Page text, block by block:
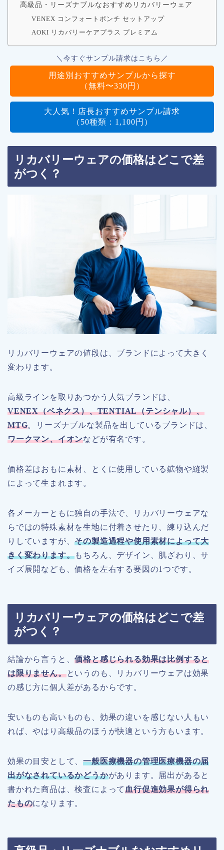
高級品・リーズナブルなおすすめリカバリーウェア
VENEX コンフォートポンチ セットアップ
AOKI リカバリーケアプラス プレミアム
＼今すぐサンプル請求はこちら／
用途別おすすめサンプルから探す
（無料〜330円）
大人気！店長おすすめサンプル請求
（50種類：1,100円）
リカバリーウェアの価格はどこで差
がつく？
リカバリーウェアの値段は、ブランドによって大きく
変わります。
高級ラインを取りあつかう人気ブランドは、
VENEX（ベネクス）、TENTIAL（テンシャル）、
MTG。リーズナブルな製品を出しているブランドは、
ワークマン、イオンなどが有名です。
価格差はおもに素材、とくに使用している鉱物や縫製
によって生まれます。
各メーカーともに独自の手法で、リカバリーウェアな
らではの特殊素材を生地に付着させたり、練り込んだ
りしていますが、その製造過程や使用素材によって大
きく変わります。もちろん、デザイン、肌ざわり、サ
イズ展開なども、価格を左右する要因の1つです。
リカバリーウェアの価格はどこで差
がつく？
結論から言うと、価格と感じられる効果は比例すると
は限りません。というのも、リカバリーウェアは効果
の感じ方に個人差があるからです。
安いものも高いものも、効果の違いを感じない人もい
れば、やはり高級品のほうが快適という方もいます。
効果の目安として、一般医療機器の管理医療機器の届
出がなされているかどうかがあります。届出があると
書かれた商品は、検査によって血行促進効果が得られ
たものになります。